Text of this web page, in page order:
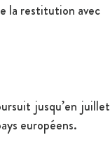
la restitution avec
jusqu’en juillet
européens.